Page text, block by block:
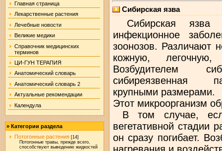
Главная страница
Лекарственные растения
Лечебные новости
Великие медики
Справочник медицинских
терминов
ЦИ-ГУН ТЕРАПИЯ
Анатомический словарь
Анатомический словарь 2
Актуальные рекомендации
Календула
» Категории раздела
Потогонные растения [14]
Потогонные травы, прежде всего,
способствуют выведению жидкостей
Сибирская язва
Сибирская язва
инфекционное
зоонозов. Различают
кожную,
Возбудителем
сибиреязвенная
крупными размерами.
Этот микроорганизм
В том случае,
вегетативной стадии
он сразу погибает.